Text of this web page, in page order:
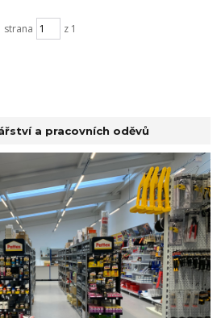
a pracovních oděvů
strana z 1